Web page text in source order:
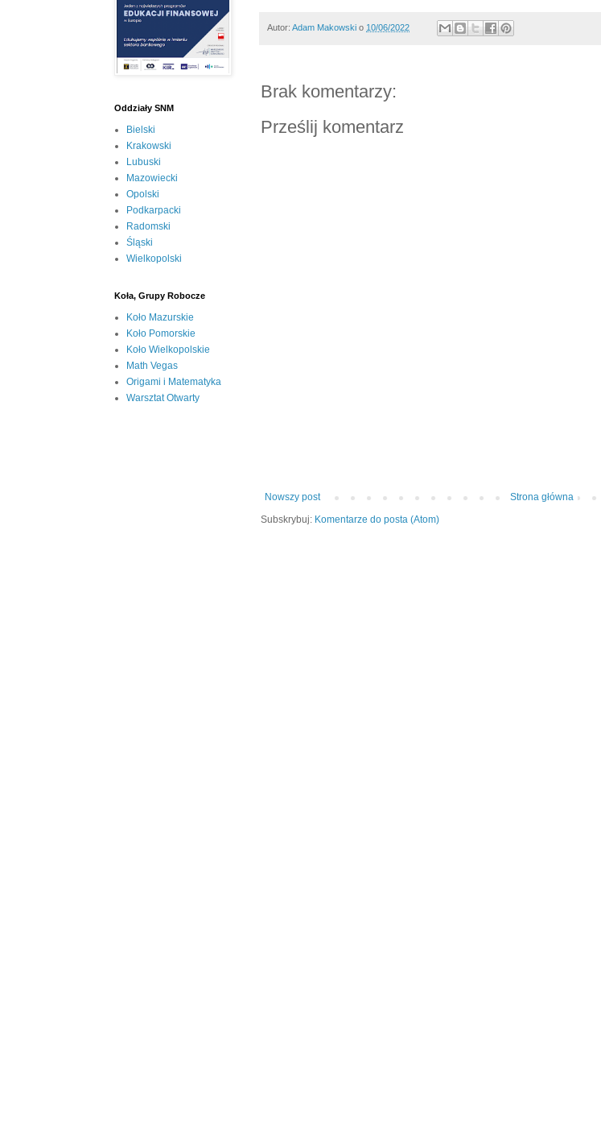
Autor: Adam Makowski o 10/06/2022
Brak komentarzy:
Prześlij komentarz
Nowszy post
Strona główna
Subskrybuj: Komentarze do posta (Atom)
Oddziały SNM
Bielski
Krakowski
Lubuski
Mazowiecki
Opolski
Podkarpacki
Radomski
Śląski
Wielkopolski
Koła, Grupy Robocze
Koło Mazurskie
Koło Pomorskie
Koło Wielkopolskie
Math Vegas
Origami i Matematyka
Warsztat Otwarty